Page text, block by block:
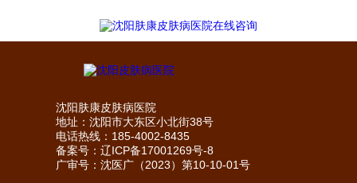
沈阳肤康皮肤病医院
地址：沈阳市大东区小北街38号
电话热线：185-4002-8435
备案号：辽ICP备17001269号-8
广审号：沈医广（2023）第10-10-01号